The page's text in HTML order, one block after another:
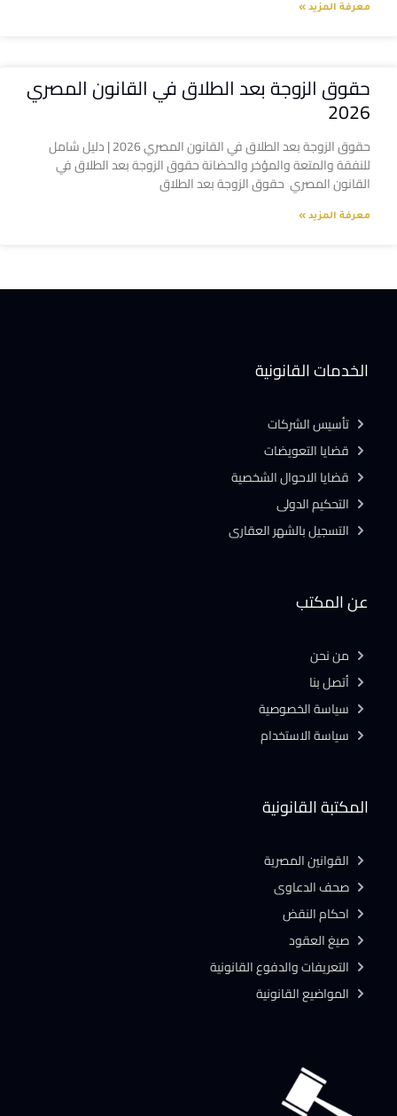
معرفة المزيد »
حقوق الزوجة بعد الطلاق في القانون المصري
2026
حقوق الزوجة بعد الطلاق في القانون المصري 2026 | دليل شامل
للنفقة والمتعة والمؤخر والحضانة حقوق الزوجة بعد الطلاق في
القانون المصري حقوق الزوجة بعد الطلاق
معرفة المزيد »
المكتبة القانونية
القوانين المصرية
صحف الدعاوى
احكام النقض
صيغ العقود
التعريفات والدفوع القانونية
المواضيع القانونية
عن المكتب
من نحن
أتصل بنا
سياسة الخصوصية
سياسة الاستخدام
الخدمات القانونية
تأسيس الشركات
قضايا التعويضات
قضايا الاحوال الشخصية
التحكيم الدولى
التسجيل بالشهر العقارى